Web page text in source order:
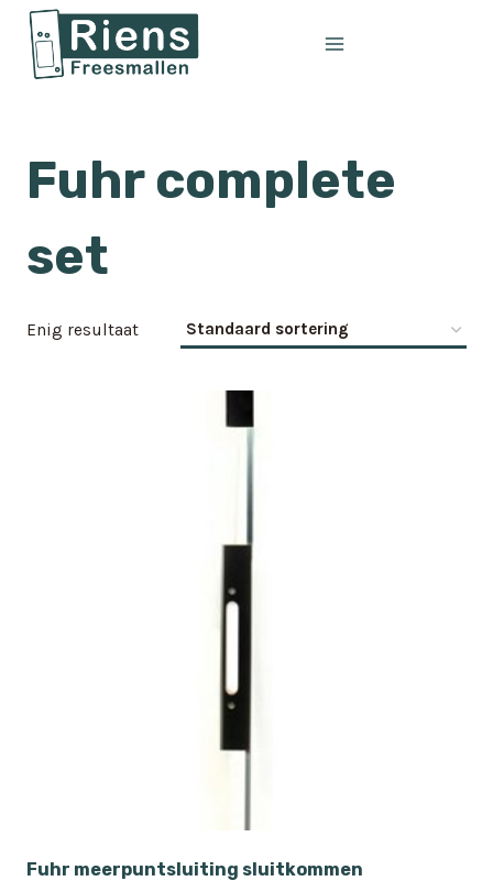
Doorgaan
naar
inhoud
Fuhr complete
set
Enig resultaat
Fuhr meerpuntsluiting sluitkommen